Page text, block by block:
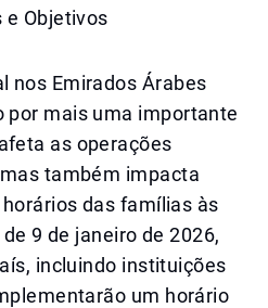
e Objetivos
nos Emirados Árabes
por mais uma importante
as operações
também impacta
das famílias às
9 de janeiro de 2026,
incluindo instituições
um horário